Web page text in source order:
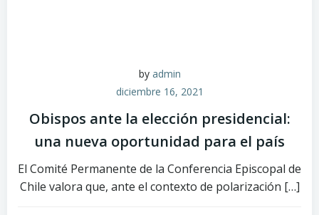
by admin
diciembre 16, 2021
Obispos ante la elección presidencial:
una nueva oportunidad para el país
El Comité Permanente de la Conferencia Episcopal de
Chile valora que, ante el contexto de polarización […]